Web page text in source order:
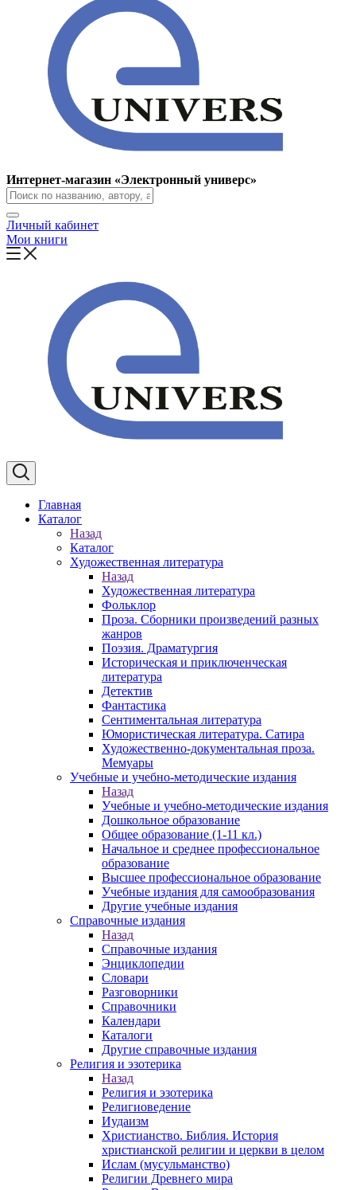
Интернет-магазин «Электронный универс»
Личный кабинет
Мои книги
Главная
Каталог
Назад
Каталог
Художественная литература
Назад
Художественная литература
Фольклор
Проза. Сборники произведений разных
жанров
Поэзия. Драматургия
Историческая и приключенческая
литература
Детектив
Фантастика
Сентиментальная литература
Юмористическая литература. Сатира
Художественно-документальная проза.
Мемуары
Учебные и учебно-методические издания
Назад
Учебные и учебно-методические издания
Дошкольное образование
Общее образование (1-11 кл.)
Начальное и среднее профессиональное
образование
Высшее профессиональное образование
Учебные издания для самообразования
Другие учебные издания
Справочные издания
Назад
Справочные издания
Энциклопедии
Словари
Разговорники
Справочники
Календари
Каталоги
Другие справочные издания
Религия и эзотерика
Назад
Религия и эзотерика
Религиоведение
Иудаизм
Христианство. Библия. История
христианской религии и церкви в целом
Ислам (мусульманство)
Религии Древнего мира